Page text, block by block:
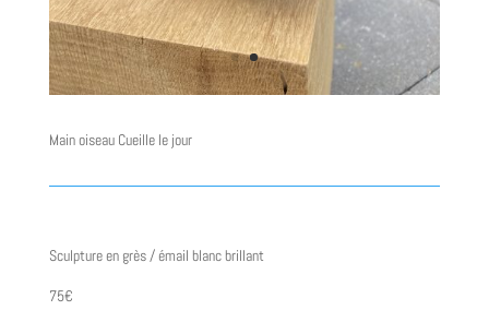
Main oiseau Cueille le jour
Sculpture en grès / émail blanc brillant
75€